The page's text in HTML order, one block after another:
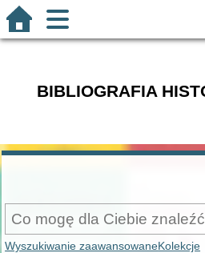
BIBLIOGRAFIA
Wyszukiwanie zaawansowaneKolekcje